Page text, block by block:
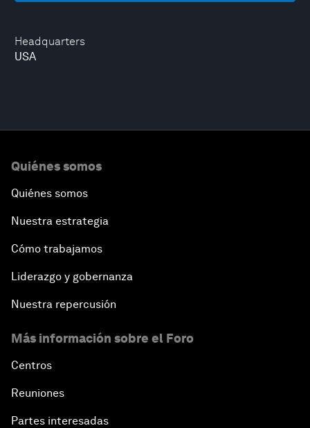
Headquarters
USA
Quiénes somos
Quiénes somos
Nuestra estrategia
Cómo trabajamos
Liderazgo y gobernanza
Nuestra repercusión
Más información sobre el Foro
Centros
Reuniones
Partes interesadas